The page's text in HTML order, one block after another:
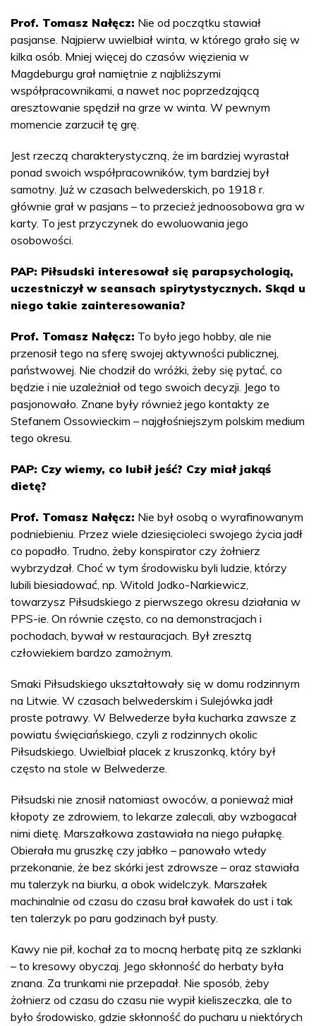
Prof. Tomasz Nałęcz: Nie od początku stawiał
pasjanse. Najpierw uwielbiał winta, w którego grało się w
kilka osób. Mniej więcej do czasów więzienia w
Magdeburgu grał namiętnie z najbliższymi
współpracownikami, a nawet noc poprzedzającą
aresztowanie spędził na grze w winta. W pewnym
momencie zarzucił tę grę.
Jest rzeczą charakterystyczną, że im bardziej wyrastał
ponad swoich współpracowników, tym bardziej był
samotny. Już w czasach belwederskich, po 1918 r.
głównie grał w pasjans – to przecież jednoosobowa gra w
karty. To jest przyczynek do ewoluowania jego
osobowości.
PAP: Piłsudski interesował się parapsychologią,
uczestniczył w seansach spirytystycznych. Skąd u
niego takie zainteresowania?
Prof. Tomasz Nałęcz: To było jego hobby, ale nie
przenosił tego na sferę swojej aktywności publicznej,
państwowej. Nie chodził do wróżki, żeby się pytać, co
będzie i nie uzależniał od tego swoich decyzji. Jego to
pasjonowało. Znane były również jego kontakty ze
Stefanem Ossowieckim – najgłośniejszym polskim medium
tego okresu.
PAP: Czy wiemy, co lubił jeść? Czy miał jakąś
dietę?
Prof. Tomasz Nałęcz: Nie był osobą o wyrafinowanym
podniebieniu. Przez wiele dziesięcioleci swojego życia jadł
co popadło. Trudno, żeby konspirator czy żołnierz
wybrzydzał. Choć w tym środowisku byli ludzie, którzy
lubili biesiadować, np. Witold Jodko-Narkiewicz,
towarzysz Piłsudskiego z pierwszego okresu działania w
PPS-ie. On równie często, co na demonstracjach i
pochodach, bywał w restauracjach. Był zresztą
człowiekiem bardzo zamożnym.
Smaki Piłsudskiego ukształtowały się w domu rodzinnym
na Litwie. W czasach belwederskim i Sulejówka jadł
proste potrawy. W Belwederze była kucharka zawsze z
powiatu święciańskiego, czyli z rodzinnych okolic
Piłsudskiego. Uwielbiał placek z kruszonką, który był
często na stole w Belwederze.
Piłsudski nie znosił natomiast owoców, a ponieważ miał
kłopoty ze zdrowiem, to lekarze zalecali, aby wzbogacał
nimi dietę. Marszałkowa zastawiała na niego pułapkę.
Obierała mu gruszkę czy jabłko – panowało wtedy
przekonanie, że bez skórki jest zdrowsze – oraz stawiała
mu talerzyk na biurku, a obok widelczyk. Marszałek
machinalnie od czasu do czasu brał kawałek do ust i tak
ten talerzyk po paru godzinach był pusty.
Kawy nie pił, kochał za to mocną herbatę pitą ze szklanki
– to kresowy obyczaj. Jego skłonność do herbaty była
znana. Za trunkami nie przepadał. Nie sposób, żeby
żołnierz od czasu do czasu nie wypił kieliszeczka, ale to
było środowisko, gdzie skłonność do pucharu u niektórych